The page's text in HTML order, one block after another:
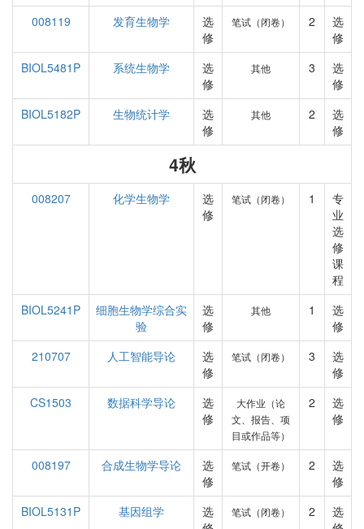
008119
发育生物学
选
修
笔试（闭卷） 2
选
修
BIOL5481P
系统生物学
选
修
其他 3
选
修
BIOL5182P
生物统计学
选
修
其他 2
选
修
4秋
008207 化学生物学
选
修
笔试（闭卷） 1
专
业
选
修
课
程
BIOL5241P
细胞生物学综合实
验
选
修
其他 1
选
修
210707
人工智能导论
选
修
笔试（闭卷） 3
选
修
CS1503
数据科学导论
选
修
大作业（论
文、报告、项
目或作品等）
2
选
修
008197 合成生物学导论
选
修
笔试（开卷） 2
选
修
BIOL5131P
基因组学
选
笔试（闭卷） 2
选